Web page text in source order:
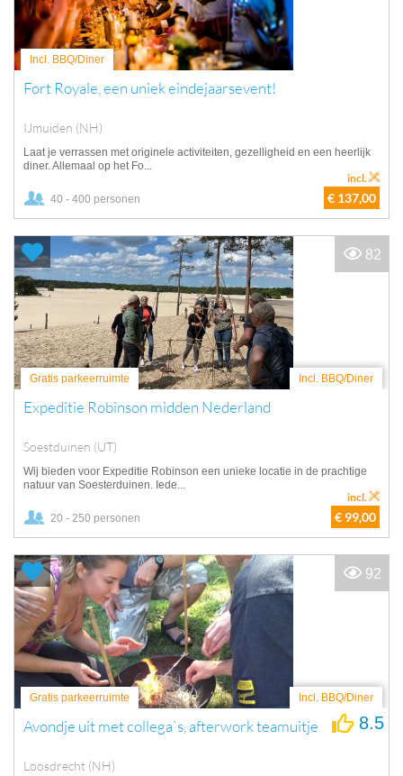
Incl. BBQ/Diner
Fort Royale, een uniek eindejaarsevent!
IJmuiden (NH)
Laat je verrassen met originele activiteiten, gezelligheid en een heerlijk
diner. Allemaal op het Fo...
40 - 400 personen € 137,00
incl.
Gratis parkeerruimte Incl. BBQ/Diner
Expeditie Robinson midden Nederland
Soestduinen (UT)
Wij bieden voor Expeditie Robinson een unieke locatie in de prachtige
natuur van Soesterduinen. Iede...
20 - 250 personen € 99,00
incl.
82
Gratis parkeerruimte Incl. BBQ/Diner
Avondje uit met collega`s, afterwork teamuitje
Loosdrecht (NH)
8.5
92